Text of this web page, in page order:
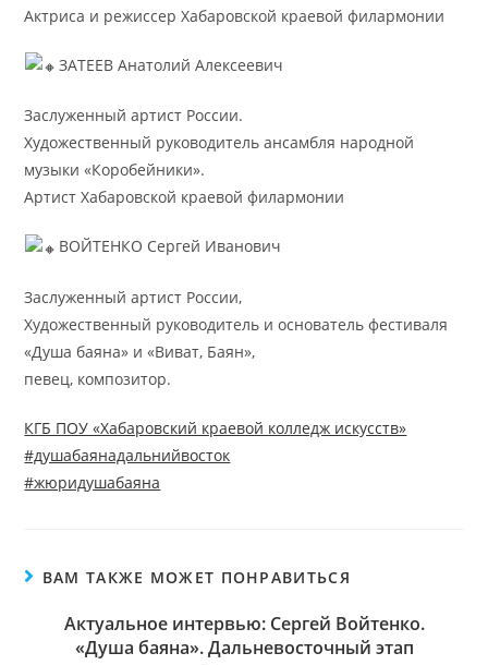
Актриса и режиссер Хабаровской краевой филармонии
ЗАТЕЕВ Анатолий Алексеевич
Заслуженный артист России.
Художественный руководитель ансамбля народной
музыки «Коробейники».
Артист Хабаровской краевой филармонии
ВОЙТЕНКО Сергей Иванович
Заслуженный артист России,
Художественный руководитель и основатель фестиваля
«Душа баяна» и «Виват, Баян»,
певец, композитор.
КГБ ПОУ «Хабаровский краевой колледж искусств»
#душабаянадальнийвосток
#жюридушабаяна
ВАМ ТАКЖЕ МОЖЕТ ПОНРАВИТЬСЯ
Актуальное интервью: Сергей Войтенко.
«Душа баяна». Дальневосточный этап